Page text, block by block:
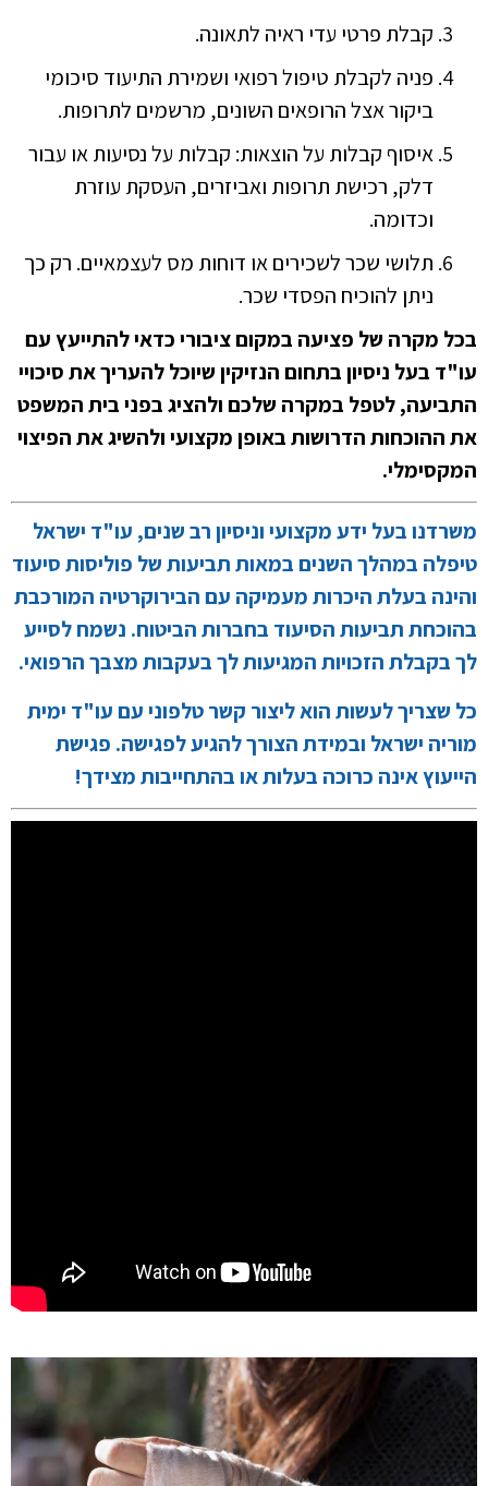
קבלת פרטי עדי ראיה לתאונה.
פניה לקבלת טיפול רפואי ושמירת התיעוד סיכומי
ביקור אצל הרופאים השונים, מרשמים לתרופות.
איסוף קבלות על הוצאות: קבלות על נסיעות או עבור
דלק, רכישת תרופות ואביזרים, העסקת עוזרת
וכדומה.
תלושי שכר לשכירים או דוחות מס לעצמאיים. רק כך
ניתן להוכיח הפסדי שכר.
בכל מקרה של פציעה במקום ציבורי כדאי להתייעץ עם
עו"ד בעל ניסיון בתחום הנזיקין שיוכל להעריך את סיכויי
התביעה, לטפל במקרה שלכם ולהציג בפני בית המשפט
את ההוכחות הדרושות באופן מקצועי ולהשיג את הפיצוי
המקסימלי.
משרדנו בעל ידע מקצועי וניסיון רב שנים, עו"ד ישראל
טיפלה במהלך השנים במאות תביעות של פוליסות סיעוד
והינה בעלת היכרות מעמיקה עם הבירוקרטיה המורכבת
בהוכחת תביעות הסיעוד בחברות הביטוח. נשמח לסייע
לך בקבלת הזכויות המגיעות לך בעקבות מצבך הרפואי.
כל שצריך לעשות הוא ליצור קשר טלפוני עם עו"ד ימית
מוריה ישראל ובמידת הצורך להגיע לפגישה. פגישת
הייעוץ אינה כרוכה בעלות או בהתחייבות מצידך!